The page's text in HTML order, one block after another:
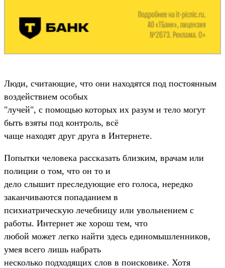
Люди, считающие, что они находятся под постоянным
воздействием особых
"лучей", с помощью которых их разум и тело могут
быть взяты под контроль, всё
чаще находят друг друга в Интернете.
Попытки человека рассказать близким, врачам или
полиции о том, что он то и
дело слышит преследующие его голоса, нередко
заканчиваются попаданием в
психиатрическую лечебницу или увольнением с
работы. Интернет же хорош тем, что
любой может легко найти здесь единомышленников,
умея всего лишь набрать
несколько подходящих слов в поисковике. Хотя